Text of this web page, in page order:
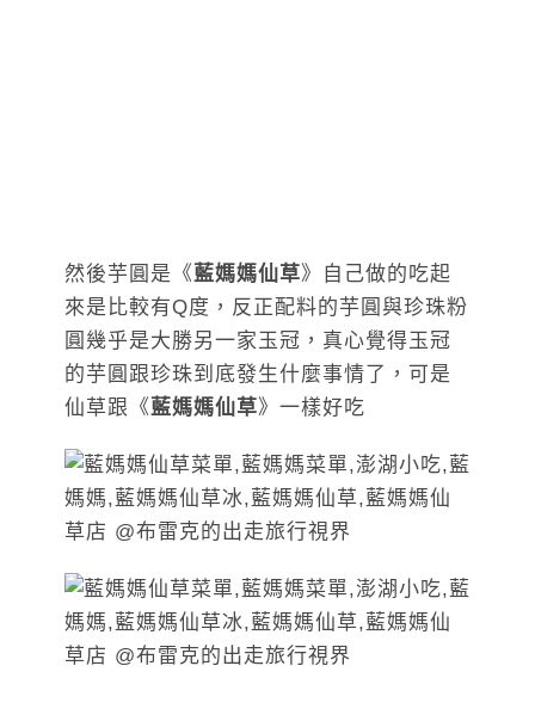
然後芋圓是《藍媽媽仙草》自己做的吃起
來是比較有Q度，反正配料的芋圓與珍珠粉
圓幾乎是大勝另一家玉冠，真心覺得玉冠
的芋圓跟珍珠到底發生什麼事情了，可是
仙草跟《藍媽媽仙草》一樣好吃